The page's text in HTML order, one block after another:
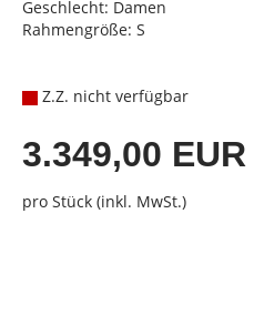
Geschlecht: Damen
Rahmengröße: S
Z.Z. nicht verfügbar
3.349,00 EUR
pro Stück (inkl. MwSt.)